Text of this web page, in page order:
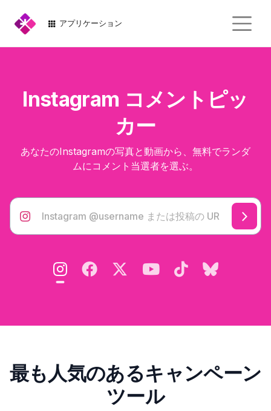
アプリケーション
Instagram コメントピッ
カー
あなたのInstagramの写真と動画から、無料でランダ
ムにコメント当選者を選ぶ。
最も人気のあるキャンペーン
ツール